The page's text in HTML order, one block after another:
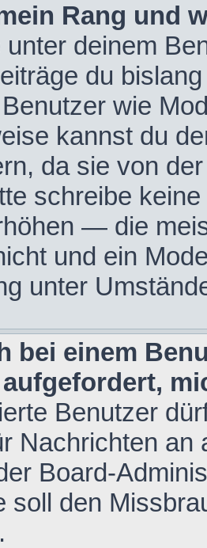
Rang und
unter deinem
du
wie
kannst du
da sie von
schreibe
— die
und ein
unter
bei einem
Benutzer
Nachrichten
Board-
soll den